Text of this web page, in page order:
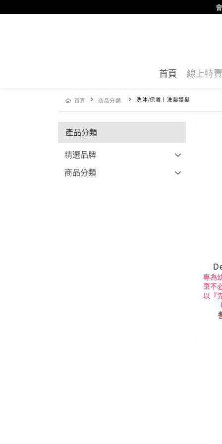
首頁 線上特
首頁 商品分類 洗沐/保養丨洗髮護髮
產品分類
精選品牌
商品分類
專為
棄不
以『